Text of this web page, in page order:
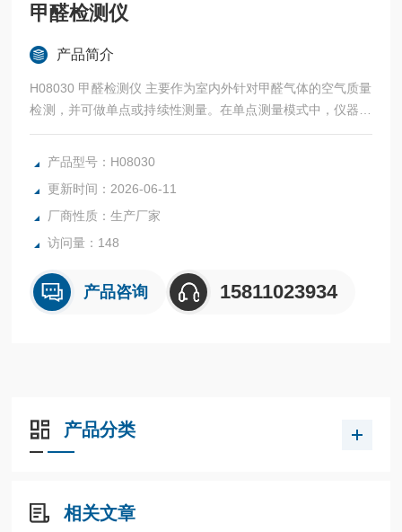
甲醛检测仪
产品简介
H08030 甲醛检测仪 主要作为室内外针对甲醛气体的空气质量
检测，并可做单点或持续性测量。在单点测量模式中，仪器会
记录下测试过程中最高的数值。在持续性测量模式中，仪器可
以预先调整做最多90分钟的连续测量，并在测量结束后显示出
确精度。
产品型号：H08030
更新时间：2026-06-11
厂商性质：生产厂家
访问量：148
产品咨询 15811023934
产品分类
相关文章